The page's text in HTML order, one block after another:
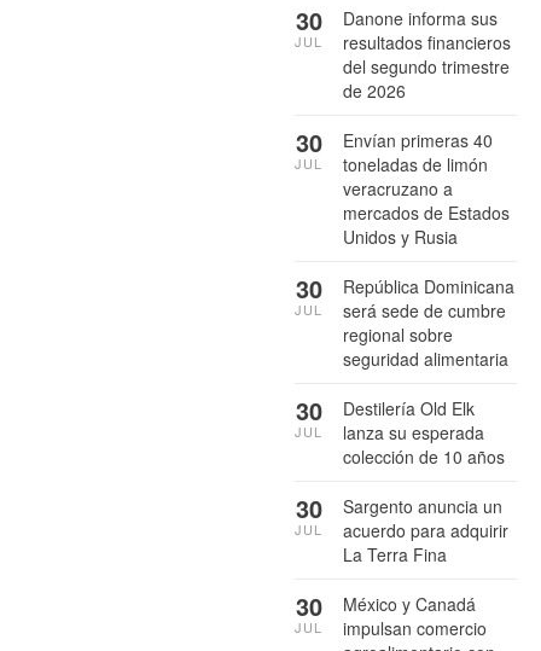
Danone informa sus
resultados financieros
del segundo trimestre
de 2026
30
JUL
Envían primeras 40
toneladas de limón
veracruzano a
mercados de Estados
Unidos y Rusia
30
JUL
República Dominicana
será sede de cumbre
regional sobre
seguridad alimentaria
30
JUL
Destilería Old Elk
lanza su esperada
colección de 10 años
30
JUL
Sargento anuncia un
acuerdo para adquirir
La Terra Fina
30
JUL
México y Canadá
impulsan comercio
30
JUL